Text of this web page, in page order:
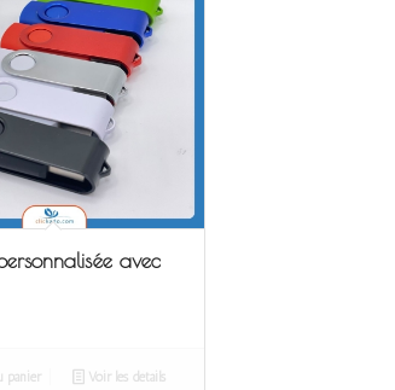
avec
panier Voir les détails